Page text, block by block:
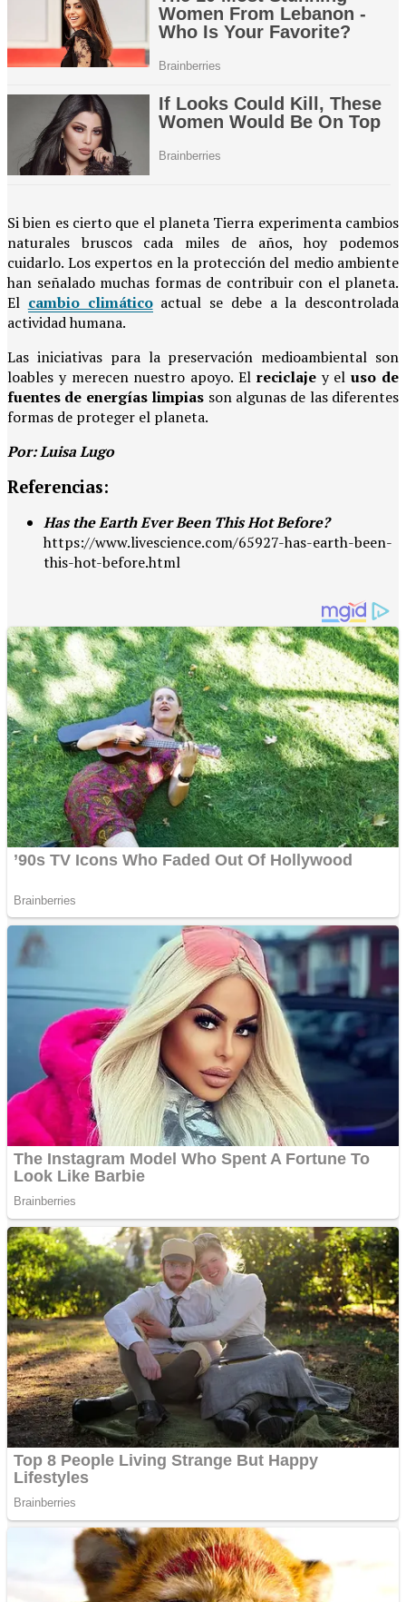
Si bien es cierto que el planeta Tierra experimenta cambios
naturales bruscos cada miles de años, hoy podemos
cuidarlo. Los expertos en la protección del medio ambiente
han señalado muchas formas de contribuir con el planeta.
El cambio climáticoactual se debe a la descontrolada
actividad humana.
Las iniciativas para la preservación medioambiental son
loables y merecen nuestro apoyo. El reciclajey eluso de
fuentes de energías limpias son algunas de las diferentes
formas de proteger el planeta.
Por: Luisa Lugo
Referencias:
Has the Earth Ever Been This Hot Before?
https://www.livescience.com/65927-has-earth-been-
this-hot-before.html